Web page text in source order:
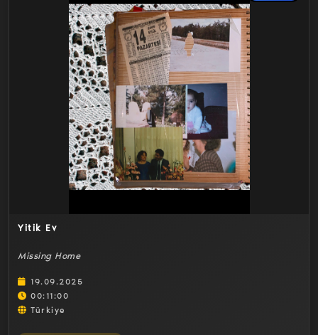
Detaylar
Yitik Ev
Missing Home
19.09.2025
00:11:00
Türkiye